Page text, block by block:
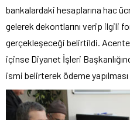
bankalardaki hesaplarına hac
gelerek dekontlarını verip ilgili
gerçekleşeceği belirtildi.
içinse Diyanet İşleri
ismi belirterek ödeme